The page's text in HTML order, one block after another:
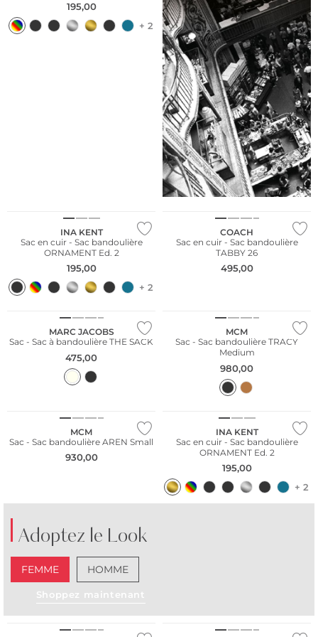
195,00
+ 2
INA KENT
Sac en cuir - Sac bandoulière
ORNAMENT Ed. 2
195,00
+ 2
COACH
Sac en cuir - Sac bandoulière
TABBY 26
495,00
MARC JACOBS
Sac - Sac à bandoulière THE SACK
475,00
MCM
Sac - Sac bandoulière TRACY
Medium
980,00
MCM
Sac - Sac bandoulière AREN Small
930,00
INA KENT
Sac en cuir - Sac bandoulière
ORNAMENT Ed. 2
195,00
+ 2
Adoptez le Look
FEMME HOMME
Shoppez maintenant